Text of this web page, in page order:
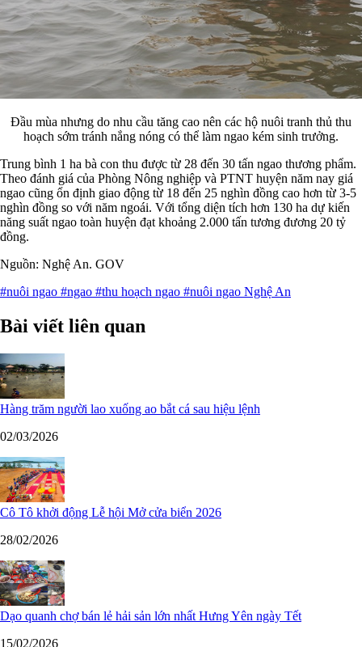
Đầu mùa nhưng do nhu cầu tăng cao nên các hộ nuôi tranh thủ thu
hoạch sớm tránh nắng nóng có thể làm ngao kém sinh trưởng.
Trung bình 1 ha bà con thu được từ 28 đến 30 tấn ngao thương phẩm.
Theo đánh giá của Phòng Nông nghiệp và PTNT huyện năm nay giá
ngao cũng ổn định giao động từ 18 đến 25 nghìn đồng cao hơn từ 3-5
nghìn đồng so với năm ngoái. Với tổng diện tích hơn 130 ha dự kiến
năng suất ngao toàn huyện đạt khoảng 2.000 tấn tương đương 20 tỷ
đồng.
Nguồn: Nghệ An. GOV
#nuôi ngao #ngao #thu hoạch ngao #nuôi ngao Nghệ An
Bài viết liên quan
Hàng trăm người lao xuống ao bắt cá sau hiệu lệnh
02/03/2026
Cô Tô khởi động Lễ hội Mở cửa biển 2026
28/02/2026
Dạo quanh chợ bán lẻ hải sản lớn nhất Hưng Yên ngày Tết
15/02/2026